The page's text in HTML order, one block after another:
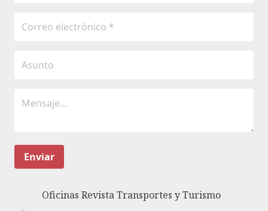
Enviar
Oficinas Revista Transportes y Turismo